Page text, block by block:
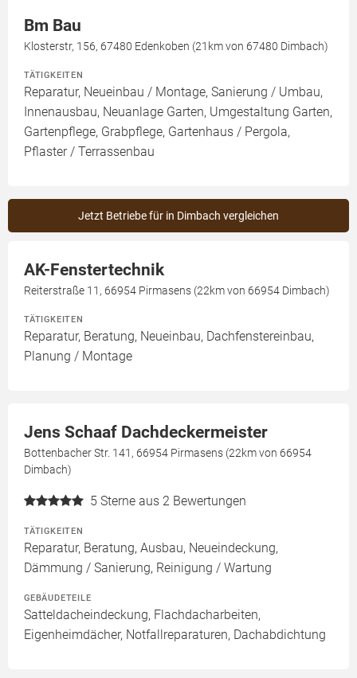
Bm Bau
Klosterstr, 156, 67480 Edenkoben (21km von 67480 Dimbach)
TÄTIGKEITEN
Reparatur, Neueinbau / Montage, Sanierung / Umbau,
Innenausbau, Neuanlage Garten, Umgestaltung Garten,
Gartenpflege, Grabpflege, Gartenhaus / Pergola,
Pflaster / Terrassenbau
Jetzt Betriebe für in Dimbach vergleichen
AK-Fenstertechnik
Reiterstraße 11, 66954 Pirmasens (22km von 66954 Dimbach)
TÄTIGKEITEN
Reparatur, Beratung, Neueinbau, Dachfenstereinbau,
Planung / Montage
Jens Schaaf Dachdeckermeister
Bottenbacher Str. 141, 66954 Pirmasens (22km von 66954
Dimbach)
5 Sterne aus 2 Bewertungen
TÄTIGKEITEN
Reparatur, Beratung, Ausbau, Neueindeckung,
Dämmung / Sanierung, Reinigung / Wartung
GEBÄUDETEILE
Satteldacheindeckung, Flachdacharbeiten,
Eigenheimdächer, Notfallreparaturen, Dachabdichtung